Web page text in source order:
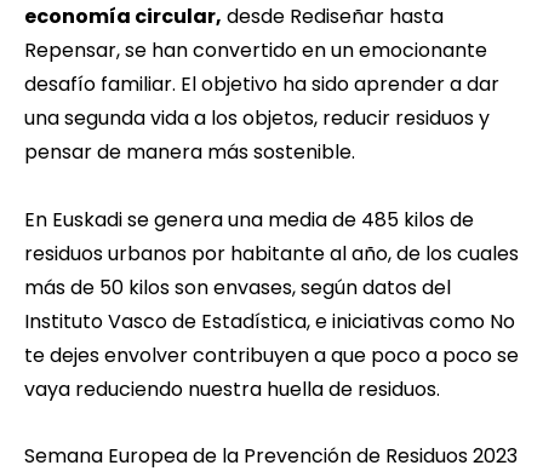
economía circular, desde Rediseñar hasta
Repensar, se han convertido en un emocionante
desafío familiar. El objetivo ha sido aprender a dar
una segunda vida a los objetos, reducir residuos y
pensar de manera más sostenible.
En Euskadi se genera una media de 485 kilos de
residuos urbanos por habitante al año, de los cuales
más de 50 kilos son envases, según datos del
Instituto Vasco de Estadística, e iniciativas como No
te dejes envolver contribuyen a que poco a poco se
vaya reduciendo nuestra huella de residuos.
Semana Europea de la Prevención de Residuos 2023